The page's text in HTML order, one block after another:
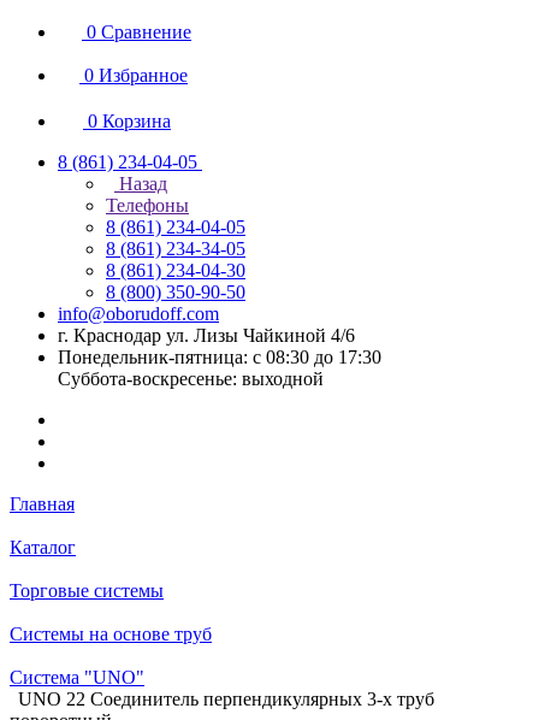
0 Сравнение
0 Избранное
0 Корзина
8 (861) 234-04-05
Назад
Телефоны
8 (861) 234-04-05
8 (861) 234-34-05
8 (861) 234-04-30
8 (800) 350-90-50
info@oborudoff.com
г. Краснодар ул. Лизы Чайкиной 4/6
Понедельник-пятница: с 08:30 до 17:30
Суббота-воскресенье: выходной
Главная
Каталог
Торговые системы
Системы на основе труб
Система "UNO"
UNO 22 Соединитель перпендикулярных 3-х труб